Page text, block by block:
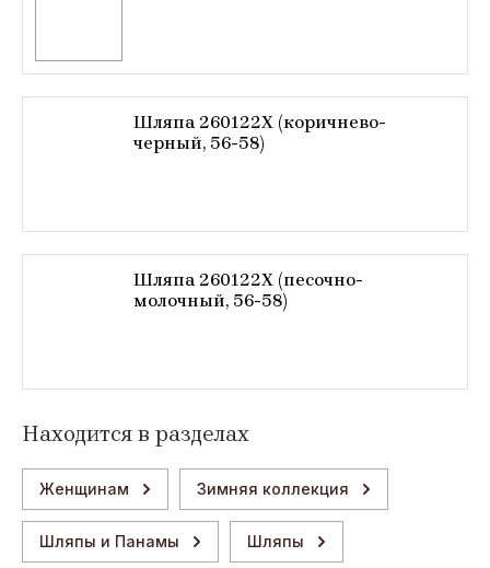
Шляпа 260122X (коричнево-
черный, 56-58)
Шляпа 260122X (песочно-
молочный, 56-58)
Находится в разделах
Женщинам Зимняя коллекция
Шляпы и Панамы Шляпы